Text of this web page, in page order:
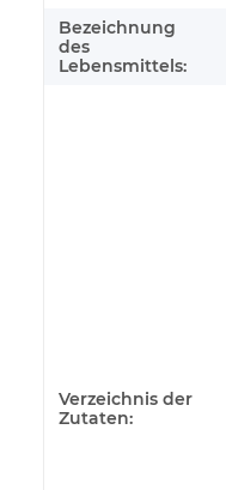
Bezeichnung
des
Lebensmittels:
Verzeichnis der
Zutaten: